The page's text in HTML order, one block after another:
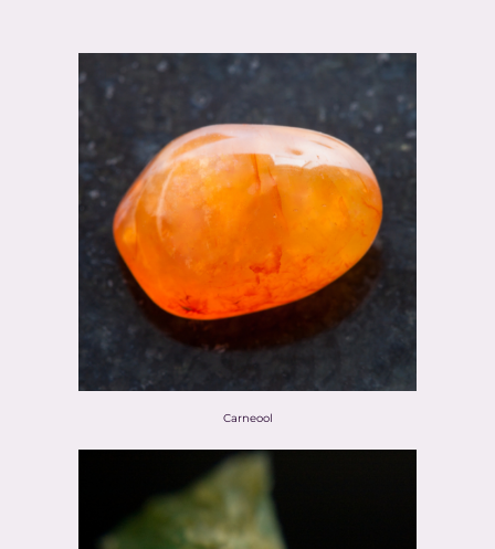
Carneool